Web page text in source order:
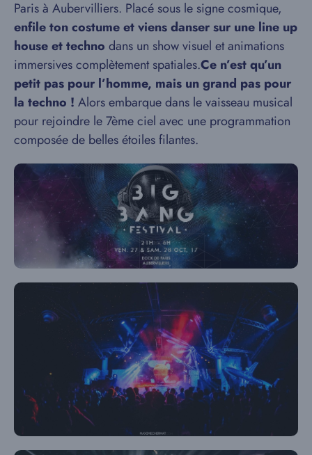
Paris à Aubervilliers. Placé sous le signe cosmique,
enfile ton costume et viens danser sur une line up
house et techno dans un show visuel et animations
immersives complètement spatiales.Ce n’est qu’un
petit pas pour l’homme, mais un grand pas pour
la techno ! Alors embarque dans le vaisseau musical
pour rejoindre le 7ème ciel avec une programmation
composée de belles étoiles filantes.